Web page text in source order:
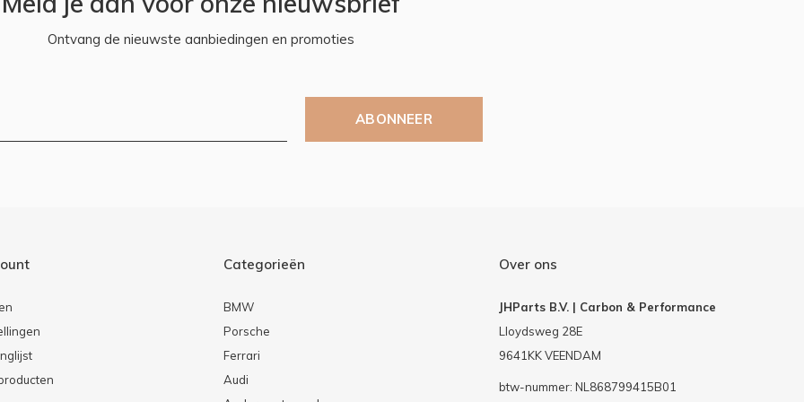
Ontvang de nieuwste aanbiedingen en promoties
ABONNEER
Categorieën
BMW
Porsche
Ferrari
Audi
Over ons
JHParts B.V. | Carbon & Performance
Lloydsweg 28E
9641KK VEENDAM
btw-nummer: NL868799415B01